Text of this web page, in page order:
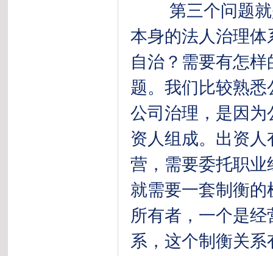
第三个问题就
本身的法人治理
自治？需要有怎
题。我们比较熟
公司治理，是因
资人组成。出资
营，需要委托职
就需要一套制衡
所有者，一个是
系，这个制衡关